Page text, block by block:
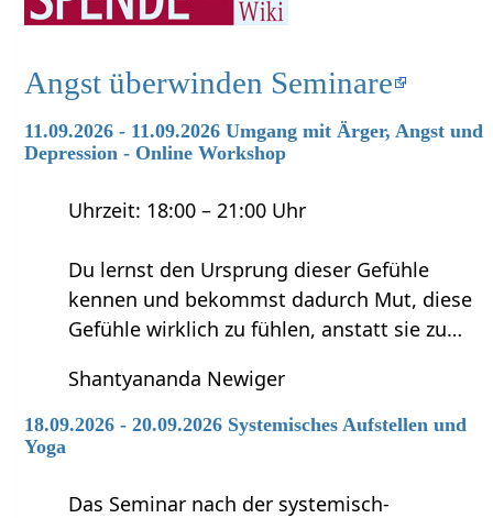
Angst überwinden Seminare
11.09.2026 - 11.09.2026 Umgang mit Ärger, Angst und
Depression - Online Workshop
Uhrzeit: 18:00 – 21:00 Uhr
Du lernst den Ursprung dieser Gefühle
kennen und bekommst dadurch Mut, diese
Gefühle wirklich zu fühlen, anstatt sie zu…
Shantyananda Newiger
18.09.2026 - 20.09.2026 Systemisches Aufstellen und
Yoga
Das Seminar nach der systemisch-